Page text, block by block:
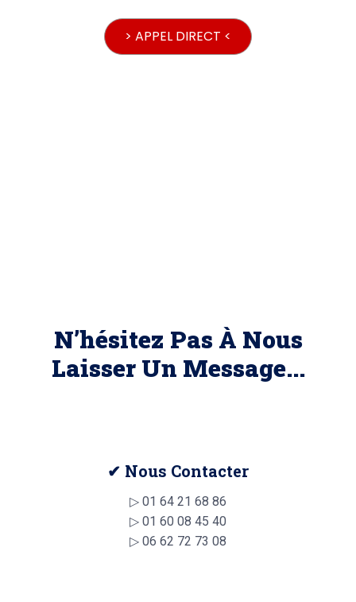
> APPEL DIRECT <
N’hésitez Pas À Nous
Laisser Un Message...
✔ Nous Contacter
▷ 01 64 21 68 86
▷ 01 60 08 45 40
▷ 06 62 72 73 08